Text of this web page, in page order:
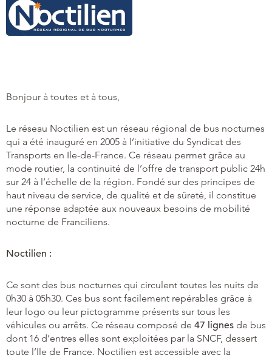
Bonjour à toutes et à tous,
Le réseau Noctilien est un réseau régional de bus nocturnes
qui a été inauguré en 2005 à l’initiative du Syndicat des
Transports en Ile-de-France. Ce réseau permet grâce au
mode routier, la continuité de l’offre de transport public 24h
sur 24 à l’échelle de la région. Fondé sur des principes de
haut niveau de service, de qualité et de sûreté, il constitue
une réponse adaptée aux nouveaux besoins de mobilité
nocturne de Franciliens.
Noctilien :
Ce sont des bus nocturnes qui circulent toutes les nuits de
0h30 à 05h30. Ces bus sont facilement repérables grâce à
leur logo ou leur pictogramme présents sur tous les
véhicules ou arrêts. Ce réseau composé de 47 lignes de bus
dont 16 d’entres elles sont exploitées par la SNCF, dessert
toute l’Ile de France. Noctilien est accessible avec la